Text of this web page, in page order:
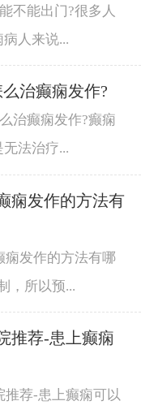
不能出门?很多人
人来说...
治癫痫发作?
治癫痫发作?癫痫
法治疗...
痫发作的方法有
痫发作的方法有哪
，所以预...
推荐-患上癫痫
推荐-患上癫痫可以